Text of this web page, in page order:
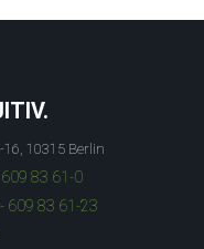
16, 10315 Berlin
83 61-0
609 83 61-23